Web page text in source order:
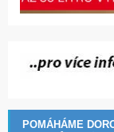
POMÁHÁME